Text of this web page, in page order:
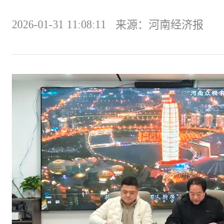
2026-01-31 11:08:11 来源：河南经济报